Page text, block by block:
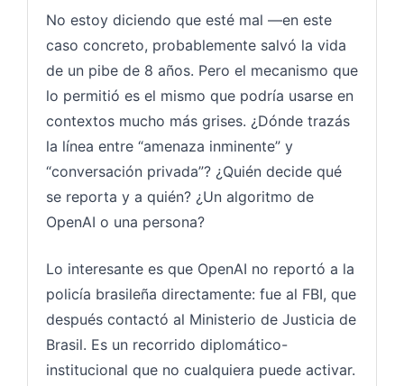
No estoy diciendo que esté mal —en este
caso concreto, probablemente salvó la vida
de un pibe de 8 años. Pero el mecanismo que
lo permitió es el mismo que podría usarse en
contextos mucho más grises. ¿Dónde trazás
la línea entre “amenaza inminente” y
“conversación privada”? ¿Quién decide qué
se reporta y a quién? ¿Un algoritmo de
OpenAI o una persona?
Lo interesante es que OpenAI no reportó a la
policía brasileña directamente: fue al FBI, que
después contactó al Ministerio de Justicia de
Brasil. Es un recorrido diplomático-
institucional que no cualquiera puede activar.